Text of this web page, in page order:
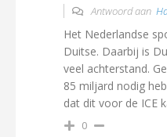
Antwoord aan
Het Nederlandse
Duitse. Daarbij is
veel achterstand.
85 miljard nodig
dat dit voor de ICE
0